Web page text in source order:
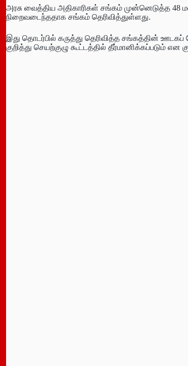
அரசு வைத்திய அதிகாரிகள் சங்கம் முன்னெடுத்த
நிறைவடைந்ததாக சங்கம் தெரிவித்துள்ளது.
இது தொடர்பில் கருத்து தெரிவித்த சங்கத்தின்
குறித்து செயற்குழு கூட்டத்தில் தீர்மானிக்கப்படும் என